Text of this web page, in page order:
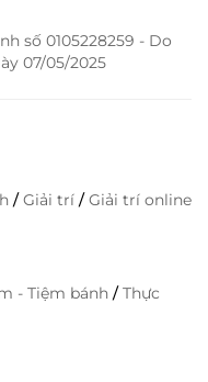
số 0105228259 - Do
07/05/2025
/Giải trí /Giải trí online
- Tiệm bánh /Thực